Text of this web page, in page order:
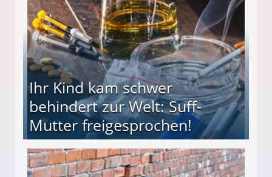
Ihr Kind kam schwer
behindert zur Welt: Suff-
Mutter freigesprochen!
Mutter freigesprochen!